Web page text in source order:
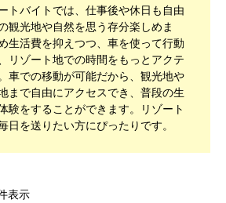
トバイトでは、仕事後や休日も自由
観光地や自然を思う存分楽しめま
生活費を抑えつつ、車を使って行動
リゾート地での時間をもっとアクテ
車での移動が可能だから、観光地や
まで自由にアクセスでき、普段の生
験をすることができます。リゾート
日を送りたい方にぴったりです。
表示